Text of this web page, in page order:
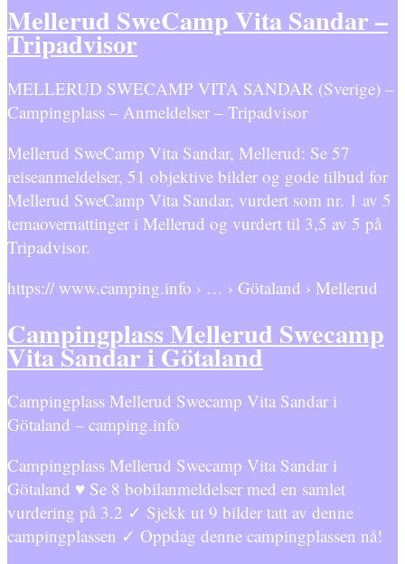
Mellerud SweCamp Vita Sandar –
Tripadvisor
MELLERUD SWECAMP VITA SANDAR (Sverige) –
Campingplass – Anmeldelser – Tripadvisor
Mellerud SweCamp Vita Sandar, Mellerud: Se 57
reiseanmeldelser, 51 objektive bilder og gode tilbud for
Mellerud SweCamp Vita Sandar, vurdert som nr. 1 av 5
temaovernattinger i Mellerud og vurdert til 3,5 av 5 på
Tripadvisor.
https:// www.camping.info › … › Götaland › Mellerud
Campingplass Mellerud Swecamp
Vita Sandar i Götaland
Campingplass Mellerud Swecamp Vita Sandar i
Götaland – camping.info
Campingplass Mellerud Swecamp Vita Sandar i
Götaland ♥ Se 8 bobilanmeldelser med en samlet
vurdering på 3.2 ✓ Sjekk ut 9 bilder tatt av denne
campingplassen ✓ Oppdag denne campingplassen nå!